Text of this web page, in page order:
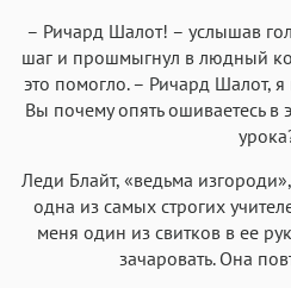
– Ричард Шалот! – услышав
шаг и прошмыгнул в людный
это помогло. – Ричард Шалот,
Вы почему опять ошиваетесь в
Леди Блайт, «ведьма
одна из самых строгих
меня один из свитков в ее
зачаровать. Она